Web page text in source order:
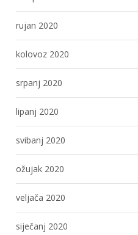
rujan 2020
kolovoz 2020
srpanj 2020
lipanj 2020
svibanj 2020
ožujak 2020
veljača 2020
siječanj 2020